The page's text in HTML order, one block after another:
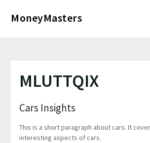
MoneyMasters
MLUTTQIX
Cars Insights
This is a short paragraph about cars. It
interesting aspects of cars.